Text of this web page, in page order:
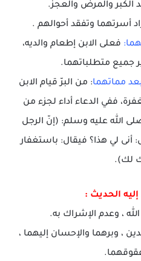
الكبر والمرض والعجز.
أسرتهما وتفقد أحوالهم .
فعلى الابن إطعام والديه،
جميع متطلباتهما.
: من البرّ قيام الابن
ففي الدعاء أداء لجزء من
الله عليه وسلم: (إنّ الرجل
أنى لي هذا؟ فيقال: باستغفار
لك).
، وبرهما والإحسان إليهما ،